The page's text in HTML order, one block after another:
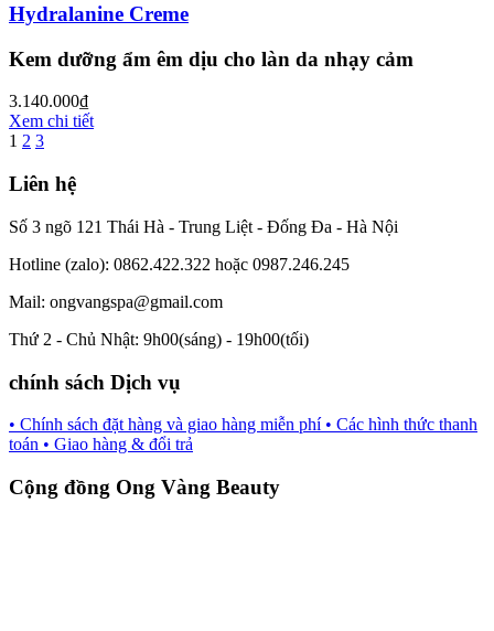
Hydralanine Creme
Kem dưỡng ẩm êm dịu cho làn da nhạy cảm
3.140.000₫
Xem chi tiết
1 2 3
Liên hệ
Số 3 ngõ 121 Thái Hà - Trung Liệt - Đống Đa - Hà Nội
Hotline (zalo): 0862.422.322 hoặc 0987.246.245
Mail: ongvangspa@gmail.com
Thứ 2 - Chủ Nhật: 9h00(sáng) - 19h00(tối)
chính sách Dịch vụ
• Chính sách đặt hàng và giao hàng miễn phí • Các hình thức thanh
toán • Giao hàng & đổi trả
Cộng đồng Ong Vàng Beauty